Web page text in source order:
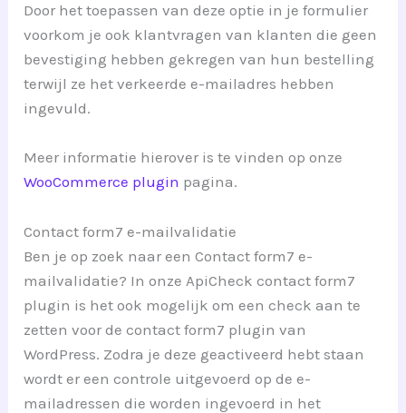
Door het toepassen van deze optie in je formulier
voorkom je ook klantvragen van klanten die geen
bevestiging hebben gekregen van hun bestelling
terwijl ze het verkeerde e-mailadres hebben
ingevuld.
Meer informatie hierover is te vinden op onze
WooCommerce plugin pagina.
Contact form7 e-mailvalidatie
Ben je op zoek naar een Contact form7 e-
mailvalidatie? In onze ApiCheck contact form7
plugin is het ook mogelijk om een check aan te
zetten voor de contact form7 plugin van
WordPress. Zodra je deze geactiveerd hebt staan
wordt er een controle uitgevoerd op de e-
mailadressen die worden ingevoerd in het